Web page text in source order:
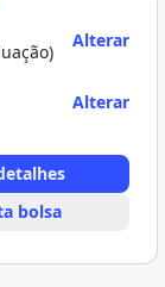
Alterar
Alterar
bolsa